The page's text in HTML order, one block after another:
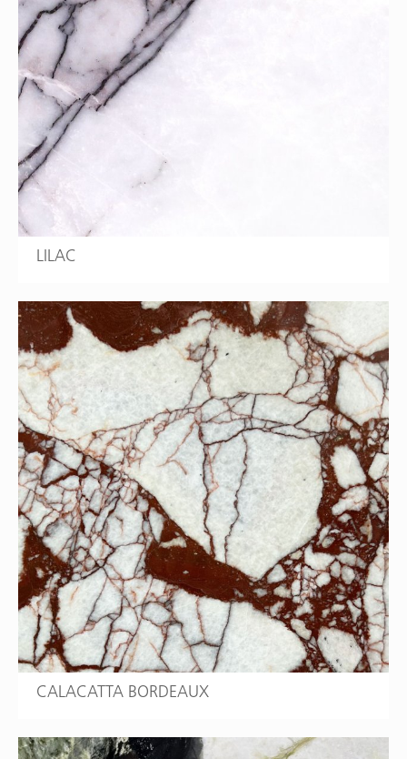
LILAC
CALACATTA BORDEAUX